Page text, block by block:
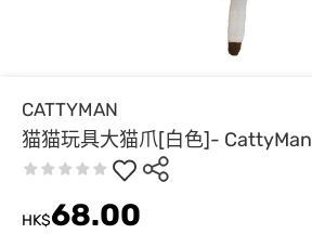
CATTYMAN
猫猫玩具大猫爪[白色]- CattyMan
HK$68.00